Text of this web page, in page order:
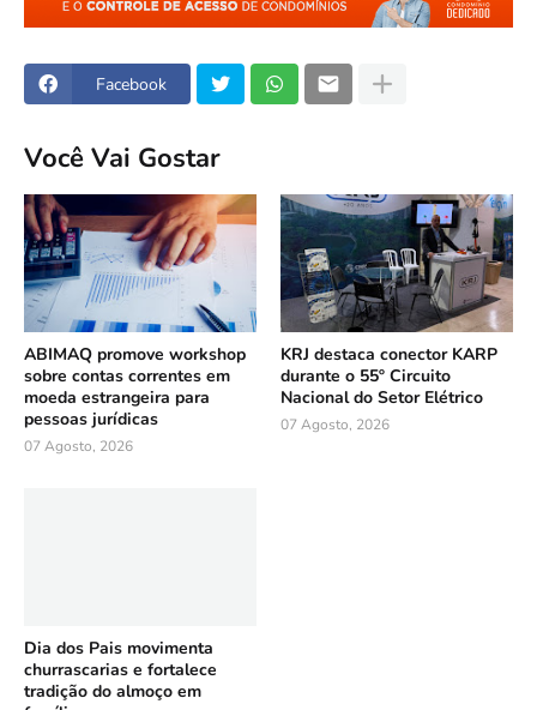
Facebook
Você Vai Gostar
ABIMAQ promove workshop
sobre contas correntes em
moeda estrangeira para
pessoas jurídicas
07 Agosto, 2026
KRJ destaca conector KARP
durante o 55º Circuito
Nacional do Setor Elétrico
07 Agosto, 2026
Dia dos Pais movimenta
churrascarias e fortalece
tradição do almoço em